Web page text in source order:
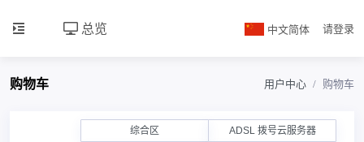
总览 中文简体 请登录
购物车 用户中心 购物车
综合区 ADSL 拨号云服务器